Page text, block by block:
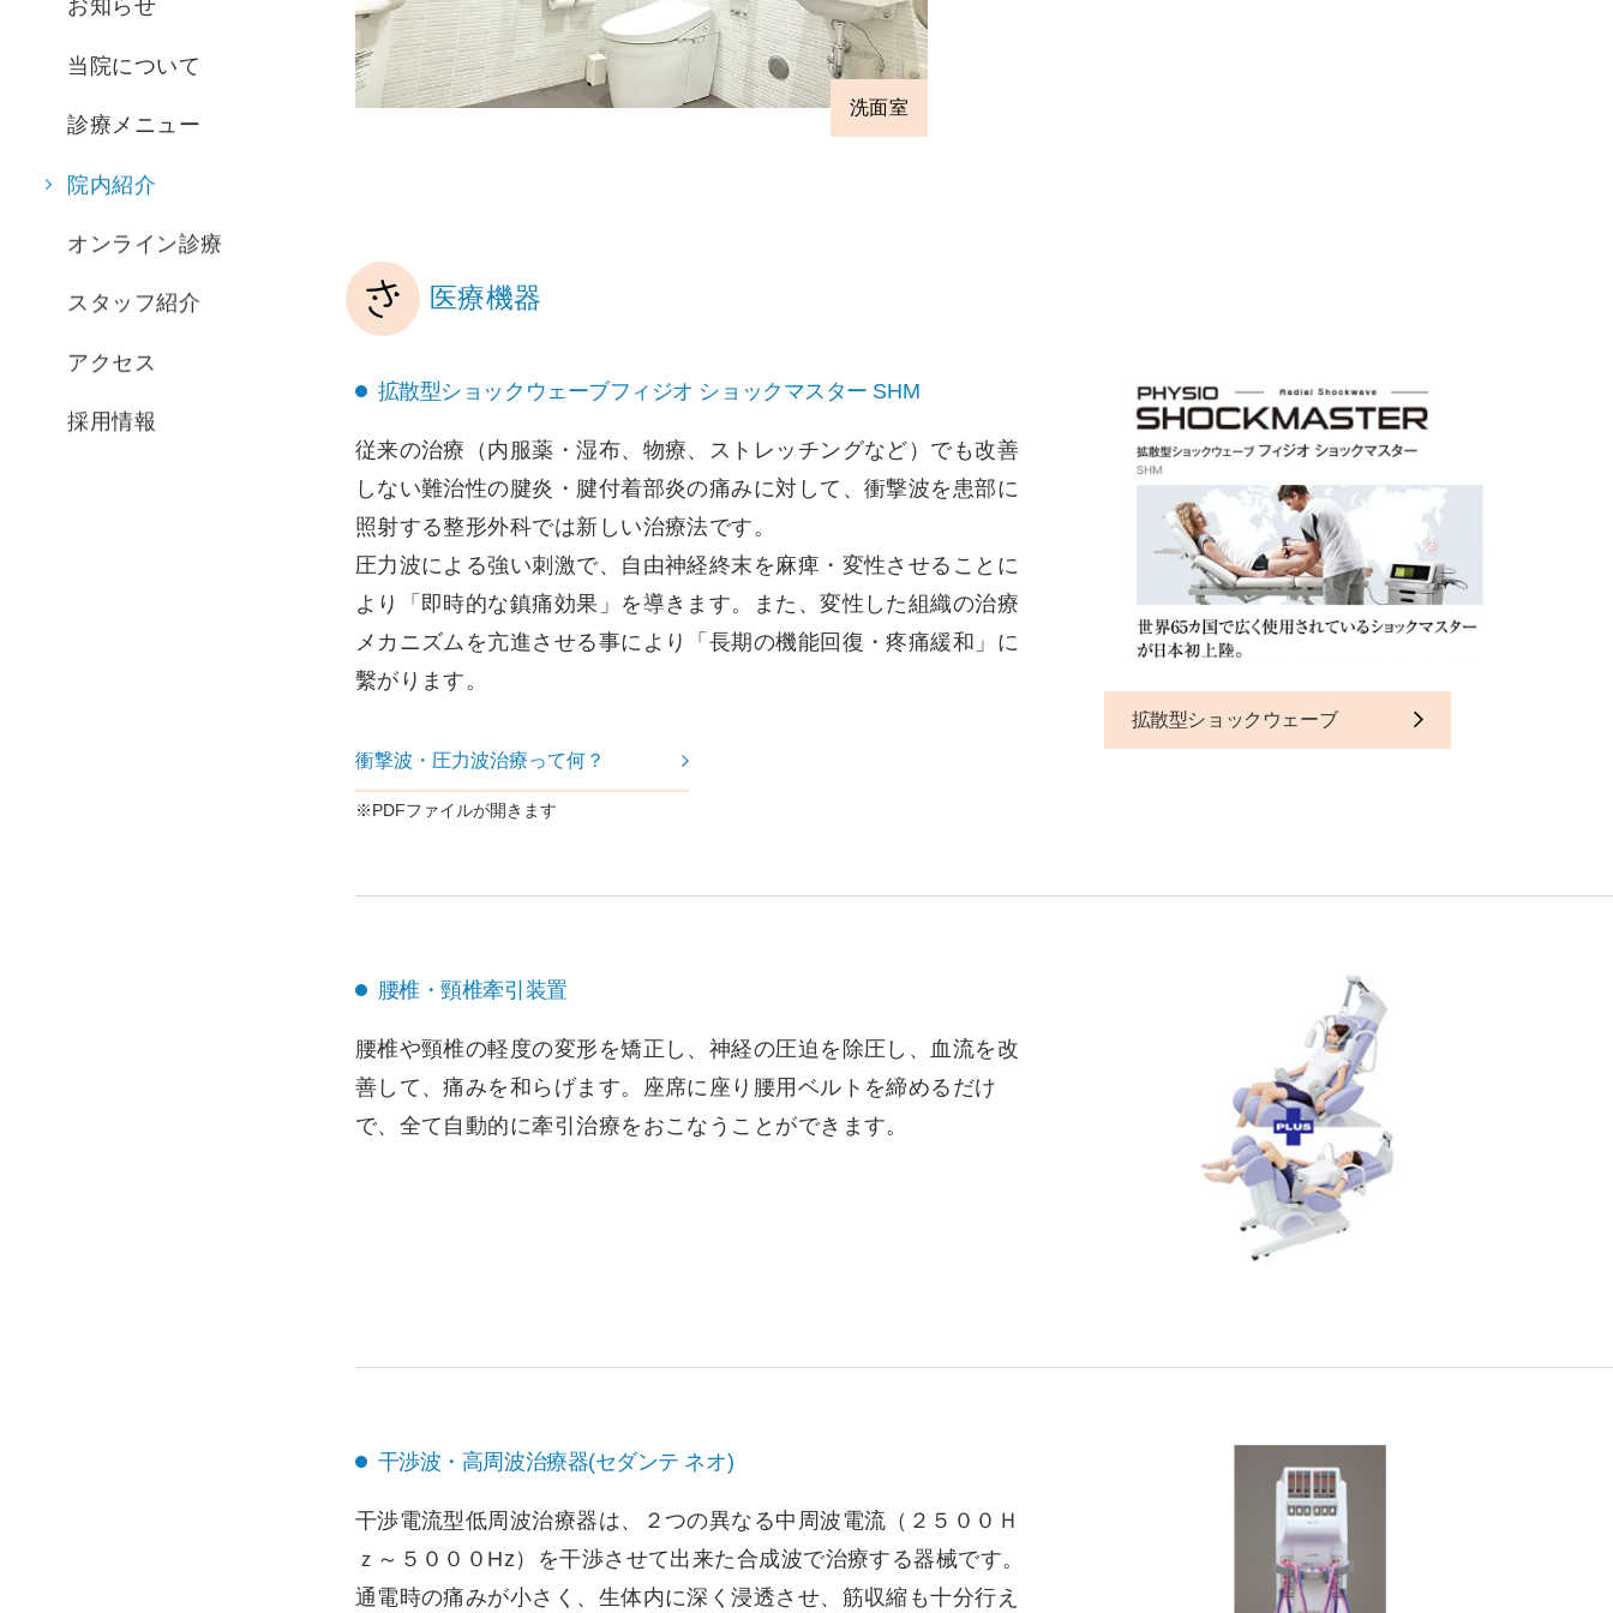
お知らせ
当院について
診療メニュー
院内紹介
オンライン診療
スタッフ紹介
アクセス
採用情報
洗面室
医療機器
拡散型ショックウェーブフィジオ ショックマスター SHM
従来の治療（内服薬・湿布、物療、ストレッチングなど）でも改善
しない難治性の腱炎・腱付着部炎の痛みに対して、衝撃波を患部に
照射する整形外科では新しい治療法です。
圧力波による強い刺激で、自由神経終末を麻痺・変性させることに
より「即時的な鎮痛効果」を導きます。また、変性した組織の治療
メカニズムを亢進させる事により「長期の機能回復・疼痛緩和」に
繫がります。
衝撃波・圧力波治療って何？
※PDFファイルが開きます
拡散型ショックウェーブ
腰椎・頸椎牽引装置
腰椎や頸椎の軽度の変形を矯正し、神経の圧迫を除圧し、血流を改
善して、痛みを和らげます。座席に座り腰用ベルトを締めるだけ
で、全て自動的に牽引治療をおこなうことができます。
干渉波・高周波治療器(セダンテ ネオ)
干渉電流型低周波治療器は、２つの異なる中周波電流（２５００Ｈ
ｚ～５０００Hz）を干渉させて出来た合成波で治療する器械です。
通電時の痛みが小さく、生体内に深く浸透させ、筋収縮も十分行え